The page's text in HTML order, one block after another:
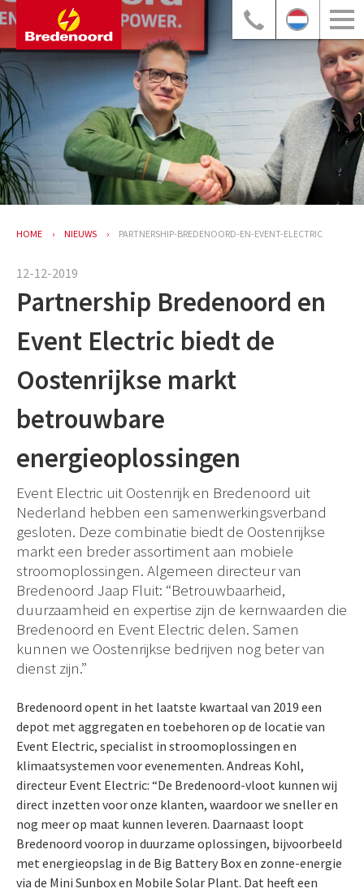
HOME NIEUWS PARTNERSHIP-BREDENOORD-EN-EVENT-ELECTRIC
12-12-2019
Partnership Bredenoord en
Event Electric biedt de
Oostenrijkse markt
betrouwbare
energieoplossingen
Event Electric uit Oostenrijk en Bredenoord uit
Nederland hebben een samenwerkingsverband
gesloten. Deze combinatie biedt de Oostenrijkse
markt een breder assortiment aan mobiele
stroomoplossingen. Algemeen directeur van
Bredenoord Jaap Fluit: “Betrouwbaarheid,
duurzaamheid en expertise zijn de kernwaarden die
Bredenoord en Event Electric delen. Samen
kunnen we Oostenrijkse bedrijven nog beter van
dienst zijn.”
Bredenoord opent in het laatste kwartaal van 2019 een
depot met aggregaten en toebehoren op de locatie van
Event Electric, specialist in stroomoplossingen en
klimaatsystemen voor evenementen. Andreas Kohl,
directeur Event Electric: “De Bredenoord-vloot kunnen wij
direct inzetten voor onze klanten, waardoor we sneller en
nog meer op maat kunnen leveren. Daarnaast loopt
Bredenoord voorop in duurzame oplossingen, bijvoorbeeld
met energieopslag in de Big Battery Box en zonne-energie
via de Mini Sunbox en Mobile Solar Plant. Dat heeft een